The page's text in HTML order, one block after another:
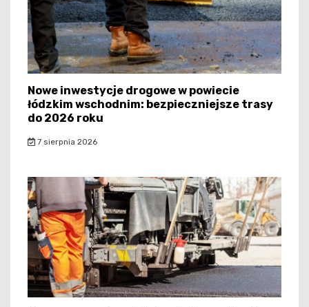
Nowe inwestycje drogowe w powiecie
łódzkim wschodnim: bezpieczniejsze trasy
do 2026 roku
7 sierpnia 2026